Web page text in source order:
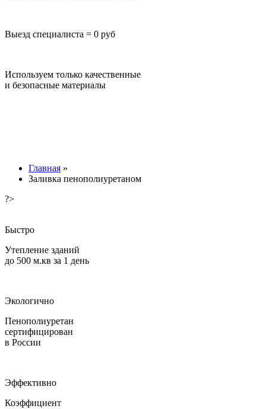
Выезд специалиста = 0 руб
Используем только качественные
и безопасные материалы
Главная »
Заливка пенополиуретаном
?>
Быстро
Утепление зданий
до 500 м.кв за 1 день
Экологично
Пенополиуретан
сертифицирован
в России
Эффективно
Коэффициент